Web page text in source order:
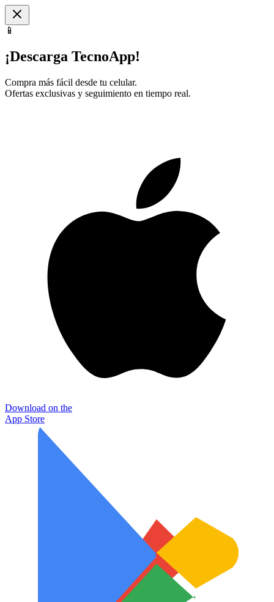
📱
¡Descarga TecnoApp!
Compra más fácil desde tu celular.
Ofertas exclusivas y seguimiento en tiempo real.
Download on the
App Store